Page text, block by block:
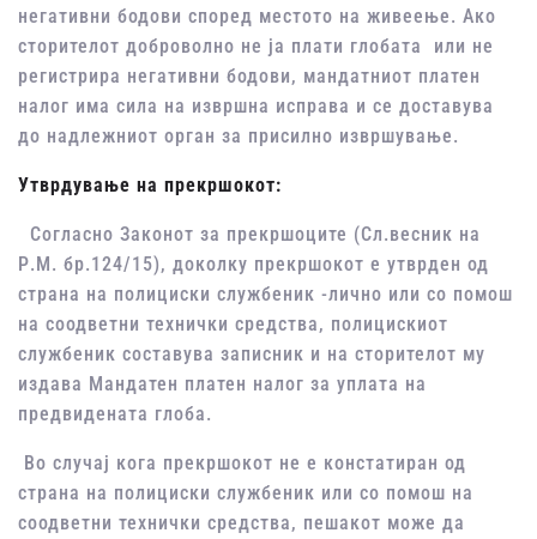
негативни бодови според местото на живеење. Ако
сторителот доброволно не ја плати глобата или не
регистрира негативни бодови, мандатниот платен
налог има сила на извршна исправа и се доставува
до надлежниот орган за присилно извршување.
Утврдување на прекршокот:
Согласно Законот за прекршоците (Сл.весник на
Р.М. бр.124/15), доколку прекршокот е утврден од
страна на полициски службеник -лично или со помош
на соодветни технички средства, полицискиот
службеник составува записник и на сторителот му
издава Мандатен платен налог за уплата на
предвидената глоба.
Во случај кога прекршокот не е констатиран од
страна на полициски службеник или со помош на
соодветни технички средства, пешакот може да